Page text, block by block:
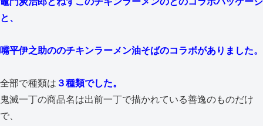
と、
嘴平伊之助ののチキンラーメン油そばのコラボがありました。
全部で種類は ３種類でした。
鬼滅一丁の商品名は出前一丁で描かれている善逸のものだけ
で、